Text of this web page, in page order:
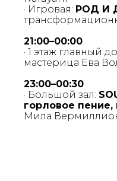
· Игровая: РОД И
21:00–00:00
· 1 этаж главный
мастерица Ева
23:00–00:30
· Большой зал:
горловое
Мила